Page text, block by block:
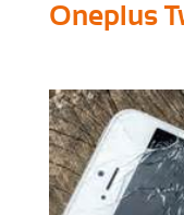
Oneplus